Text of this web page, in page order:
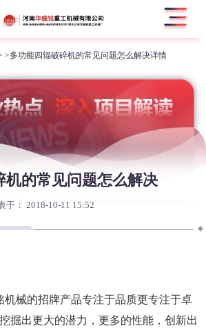
>多功能四辊破碎机的常见问题怎么解决详情
机的常见问题怎么解决
于： 2018-10-11 15:52
机械的招牌产品专注于品质更专注于卓
掘出更大的潜力，更多的性能，创新出